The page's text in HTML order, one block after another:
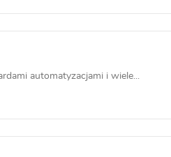
automatyzacjami i wiele...